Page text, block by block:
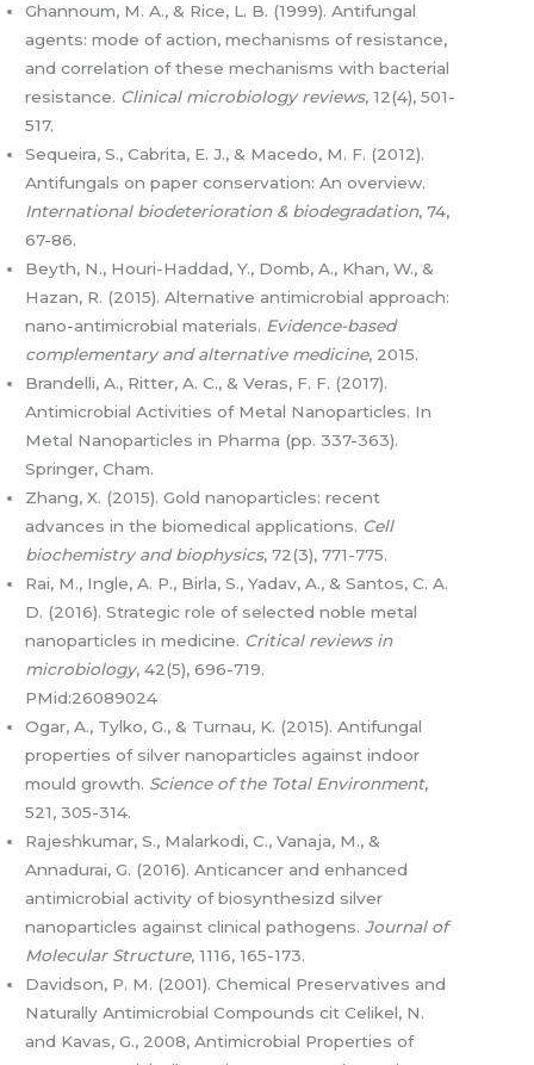
Ghannoum, M. A., & Rice, L. B. (1999). Antifungal
agents: mode of action, mechanisms of resistance,
and correlation of these mechanisms with bacterial
resistance. Clinical microbiology reviews, 12(4), 501-
517.
Sequeira, S., Cabrita, E. J., & Macedo, M. F. (2012).
Antifungals on paper conservation: An overview.
International biodeterioration & biodegradation, 74,
67-86.
Beyth, N., Houri-Haddad, Y., Domb, A., Khan, W., &
Hazan, R. (2015). Alternative antimicrobial approach:
nano-antimicrobial materials. Evidence-based
complementary and alternative medicine, 2015.
Brandelli, A., Ritter, A. C., & Veras, F. F. (2017).
Antimicrobial Activities of Metal Nanoparticles. In
Metal Nanoparticles in Pharma (pp. 337-363).
Springer, Cham.
Zhang, X. (2015). Gold nanoparticles: recent
advances in the biomedical applications. Cell
biochemistry and biophysics, 72(3), 771-775.
Rai, M., Ingle, A. P., Birla, S., Yadav, A., & Santos, C. A.
D. (2016). Strategic role of selected noble metal
nanoparticles in medicine. Critical reviews in
microbiology, 42(5), 696-719.
PMid:26089024
Ogar, A., Tylko, G., & Turnau, K. (2015). Antifungal
properties of silver nanoparticles against indoor
mould growth. Science of the Total Environment,
521, 305-314.
Rajeshkumar, S., Malarkodi, C., Vanaja, M., &
Annadurai, G. (2016). Anticancer and enhanced
antimicrobial activity of biosynthesizd silver
nanoparticles against clinical pathogens.Journal of
Molecular Structure, 1116, 165-173.
Davidson, P. M. (2001). Chemical Preservatives and
Naturally Antimicrobial Compounds cit Celikel, N.
and Kavas, G., 2008, Antimicrobial Properties of